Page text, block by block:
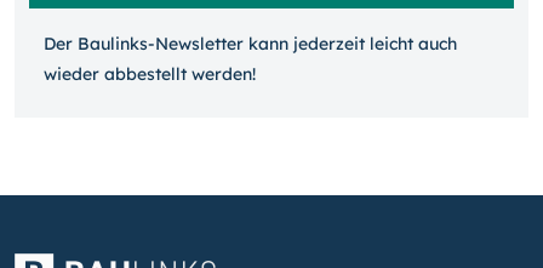
Der Baulinks-Newsletter kann jeder­zeit leicht auch
wieder ab­bestellt werden!